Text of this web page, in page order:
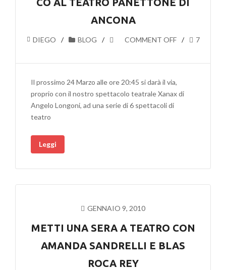
ANCONA
DIEGO BLOG COMMENT OFF 7
Il prossimo 24 Marzo alle ore 20:45 si darà il via,
proprio con il nostro spettacolo teatrale Xanax di
Angelo Longoni, ad una serie di 6 spettacoli di
teatro
Leggi
GENNAIO 9, 2010
METTI UNA SERA A TEATRO CON
AMANDA SANDRELLI E BLAS
ROCA REY